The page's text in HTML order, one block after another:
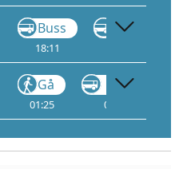
Buss
18:11
VY710
Gå
01:25
VY146
01:50